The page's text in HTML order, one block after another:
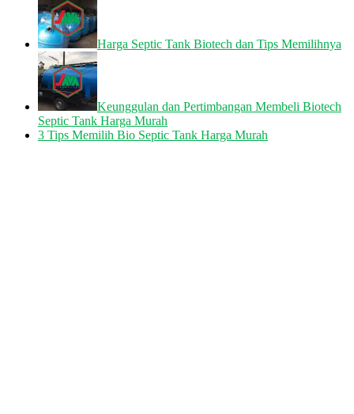
Harga Septic Tank Biotech dan Tips Memilihnya
Keunggulan dan Pertimbangan Membeli Biotech
Septic Tank Harga Murah
3 Tips Memilih Bio Septic Tank Harga Murah